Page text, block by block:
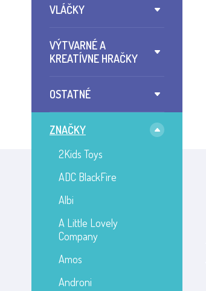
VLÁČKY
VÝTVARNÉ A
KREATÍVNE HRAČKY
OSTATNÉ
ZNAČKY
2Kids Toys
ADC BlackFire
Albi
A Little Lovely
Company
Amos
Androni